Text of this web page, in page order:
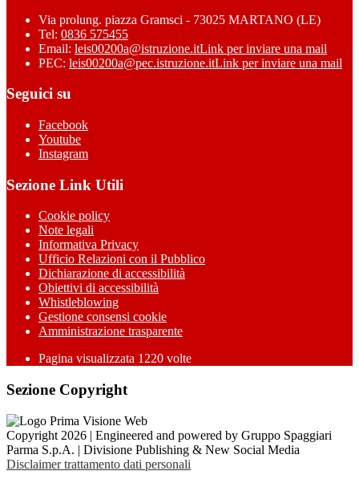
Via prolung. piazza Gramsci - 73025 MARTANO (LE)
Tel: 0836 575455
Email: leis00200a@istruzione.itLink per inviare una mail
PEC: leis00200a@pec.istruzione.itLink per inviare una mail
Seguici su
Facebook
Youtube
Instagram
Sezione Link Utili
Cookie policy
Note legali
Informativa Privacy
Ufficio Relazioni con il Pubblico
Dichiarazione di accessibilità
Obiettivi di accessibilità
Whistleblowing
Gestione consensi cookie
Amministrazione trasparente
Pagina visualizzata 1220 volte
Sezione Copyright
Copyright 2026 | Engineered and powered by Gruppo Spaggiari
Parma S.p.A. | Divisione Publishing & New Social Media
Disclaimer trattamento dati personali